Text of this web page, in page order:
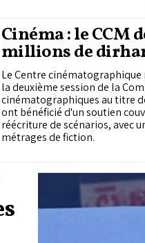
Cinéma : le CCM
millions de
nouveaux projets
Le Centre cinématographique
la deuxième session de la
cinématographiques au titre
ont bénéficié d'un soutien
réécriture de scénarios, avec
métrages de fiction.